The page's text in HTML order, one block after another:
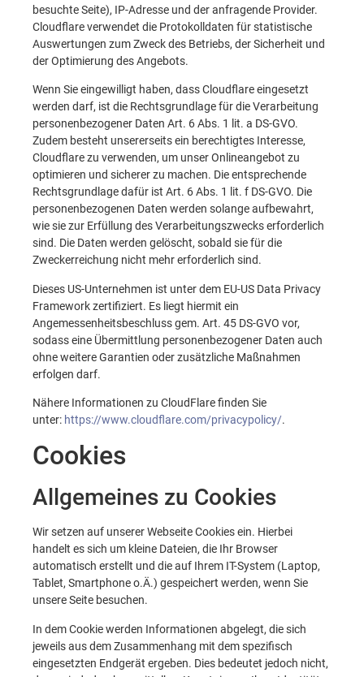
besuchte Seite), IP-Adresse und der anfragende Provider.
Cloudflare verwendet die Protokolldaten für statistische
Auswertungen zum Zweck des Betriebs, der Sicherheit und
der Optimierung des Angebots.
Wenn Sie eingewilligt haben, dass Cloudflare eingesetzt
werden darf, ist die Rechtsgrundlage für die Verarbeitung
personenbezogener Daten Art. 6 Abs. 1 lit. a DS-GVO.
Zudem besteht unsererseits ein berechtigtes Interesse,
Cloudflare zu verwenden, um unser Onlineangebot zu
optimieren und sicherer zu machen. Die entsprechende
Rechtsgrundlage dafür ist Art. 6 Abs. 1 lit. f DS-GVO. Die
personenbezogenen Daten werden solange aufbewahrt,
wie sie zur Erfüllung des Verarbeitungszwecks erforderlich
sind. Die Daten werden gelöscht, sobald sie für die
Zweckerreichung nicht mehr erforderlich sind.
Dieses US-Unternehmen ist unter dem EU-US Data Privacy
Framework zertifiziert. Es liegt hiermit ein
Angemessenheitsbeschluss gem. Art. 45 DS-GVO vor,
sodass eine Übermittlung personenbezogener Daten auch
ohne weitere Garantien oder zusätzliche Maßnahmen
erfolgen darf.
Nähere Informationen zu CloudFlare finden Sie
unter: https://www.cloudflare.com/privacypolicy/.
Cookies
Allgemeines zu Cookies
Wir setzen auf unserer Webseite Cookies ein. Hierbei
handelt es sich um kleine Dateien, die Ihr Browser
automatisch erstellt und die auf Ihrem IT-System (Laptop,
Tablet, Smartphone o.Ä.) gespeichert werden, wenn Sie
unsere Seite besuchen.
In dem Cookie werden Informationen abgelegt, die sich
jeweils aus dem Zusammenhang mit dem spezifisch
eingesetzten Endgerät ergeben. Dies bedeutet jedoch nicht,